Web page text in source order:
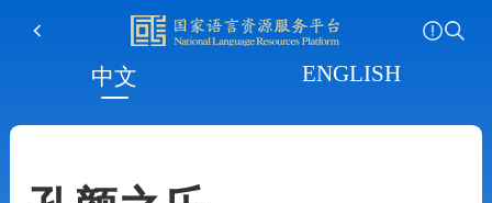
中文 ENGLISH